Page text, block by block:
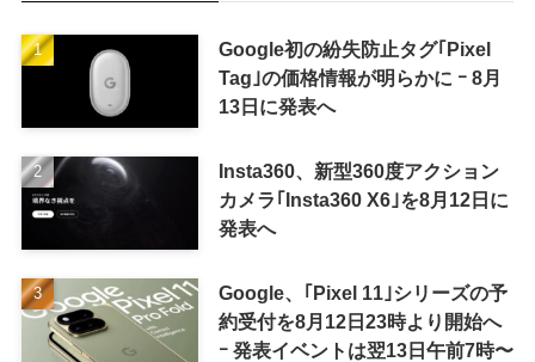
Google初の紛失防止タグ｢Pixel
Tag｣の価格情報が明らかに ｰ 8月
13日に発表へ
Insta360、新型360度アクション
カメラ｢Insta360 X6｣を8月12日に
発表へ
Google、｢Pixel 11｣シリーズの予
約受付を8月12日23時より開始へ
ｰ 発表イベントは翌13日午前7時〜